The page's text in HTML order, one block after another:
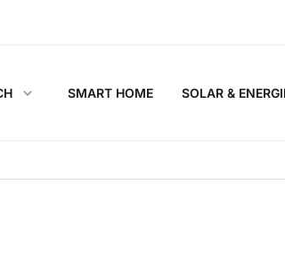
SMART HOME SOLAR &